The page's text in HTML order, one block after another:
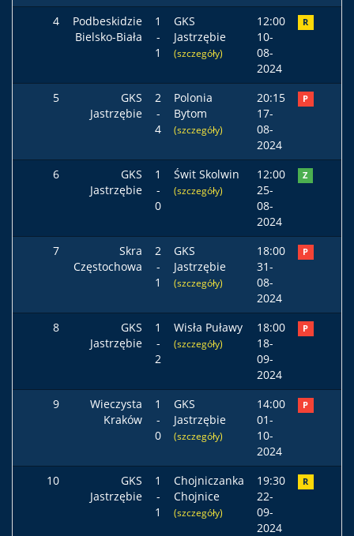
4
Podbeskidzie
Bielsko-Biała
1
-
1
GKS
Jastrzębie
(szczegóły)
12:00
10-
08-
2024
R
5
GKS
Jastrzębie
2
-
4
Polonia
Bytom
(szczegóły)
20:15
17-
08-
2024
P
6
GKS
Jastrzębie
1
-
0
Świt Skolwin
(szczegóły)
12:00
25-
08-
2024
Z
7
Skra
Częstochowa
2
-
1
GKS
Jastrzębie
(szczegóły)
18:00
31-
08-
2024
P
8
GKS
Jastrzębie
1
-
2
Wisła Puławy
(szczegóły)
18:00
18-
09-
2024
P
9
Wieczysta
Kraków
1
-
0
GKS
Jastrzębie
(szczegóły)
14:00
01-
10-
2024
P
10
GKS
Jastrzębie
1
-
1
Chojniczanka
Chojnice
(szczegóły)
19:30
22-
09-
2024
R